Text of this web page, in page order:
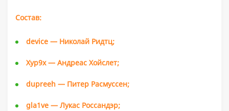
Состав:
device — Николай Ридтц;
Xyp9x — Андреас Хойслет;
dupreeh — Питер Расмуссен;
gla1ve — Лукас Россандэр;